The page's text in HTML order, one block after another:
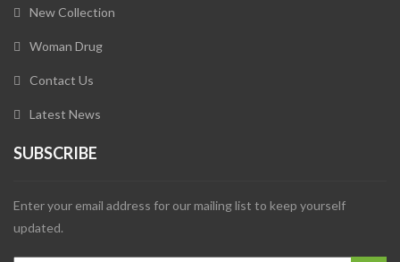
New Collection
Woman Drug
Contact Us
Latest News
SUBSCRIBE
Enter your email address for our mailing list to keep yourself
updated.